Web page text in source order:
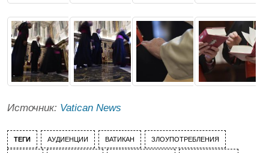
Источник: Vatican News
ТЕГИ АУДИЕНЦИИ ВАТИКАН ЗЛОУПОТРЕБЛЕНИЯ